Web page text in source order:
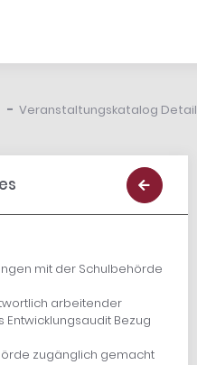
- Veranstaltungskatalog Detail
mit der Schulbehörde
arbeitender
Bezug
zugänglich gemacht